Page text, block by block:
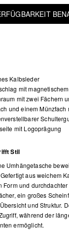
Kalbsleder
mit
mit zwei Fächern
und einem Münzfach
mit Logoprägung
Stil
Umhängetasche
aus weichem
Form und
ein großes
und Struktur.
während der
ermöglicht.